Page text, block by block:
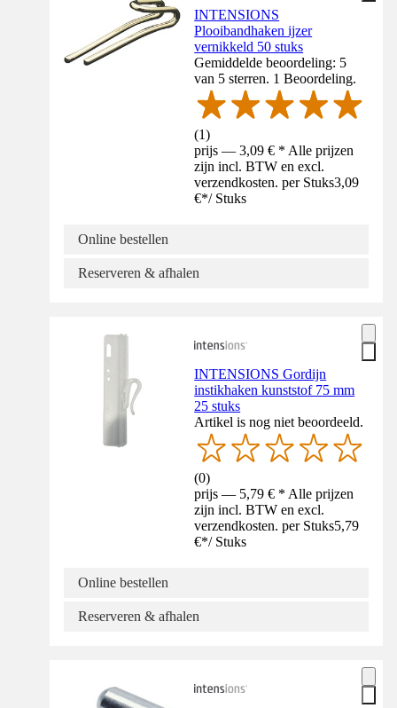
INTENSIONS
Plooibandhaken ijzer
vernikkeld 50 stuks
Gemiddelde beoordeling: 5
van 5 sterren. 1 Beoordeling.
(1)
prijs — 3,09 € * Alle prijzen
zijn incl. BTW en excl.
verzendkosten. per Stuks3,09
€*/ Stuks
Online bestellen
Reserveren & afhalen
INTENSIONS Gordijn
instikhaken kunststof 75 mm
25 stuks
Artikel is nog niet beoordeeld.
(0)
prijs — 5,79 € * Alle prijzen
zijn incl. BTW en excl.
verzendkosten. per Stuks5,79
€*/ Stuks
Online bestellen
Reserveren & afhalen